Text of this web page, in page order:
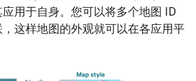
用于自身。您可以将多个地图 ID
这样地图的外观就可以在各应用平